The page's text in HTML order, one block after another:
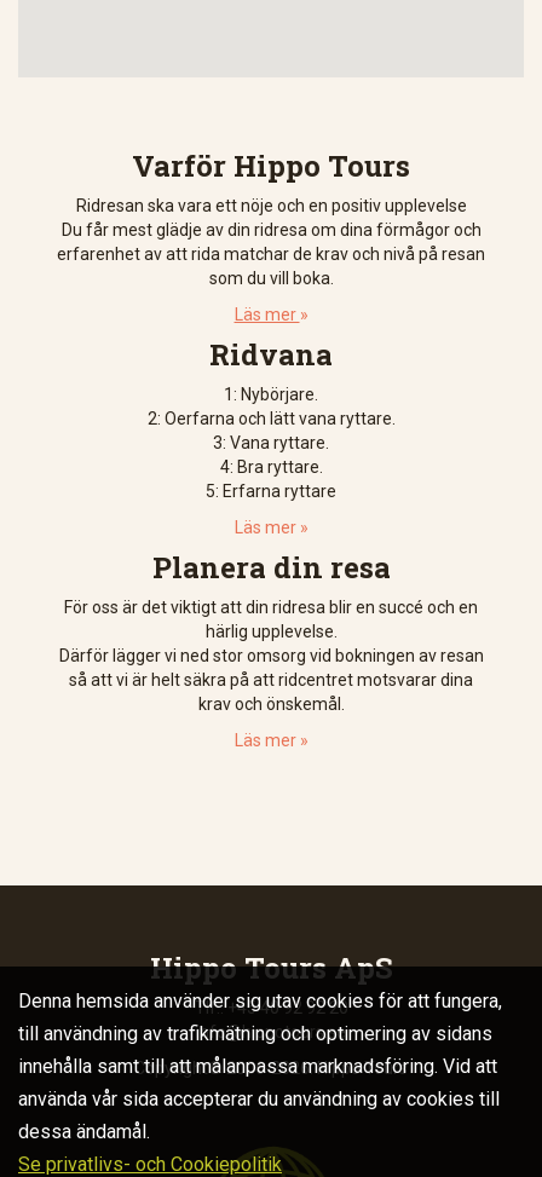
Varför Hippo Tours
Ridresan ska vara ett nöje och en positiv upplevelse
Du får mest glädje av din ridresa om dina förmågor och
erfarenhet av att rida matchar de krav och nivå på resan
som du vill boka.
Läs mer »
Ridvana
1: Nybörjare.
2: Oerfarna och lätt vana ryttare.
3: Vana ryttare.
4: Bra ryttare.
5: Erfarna ryttare
Läs mer »
Planera din resa
För oss är det viktigt att din ridresa blir en succé och en
härlig upplevelse.
Därför lägger vi ned stor omsorg vid bokningen av resan
så att vi är helt säkra på att ridcentret motsvarar dina
krav och önskemål.
Läs mer »
Hippo Tours ApS
Tlf.: +45 40 92 92 20
info@hippotours.se
Copyright© 2006-2026. Hippo Tours
Denna hemsida använder sig utav cookies för att fungera,
till användning av trafikmätning och optimering av sidans
innehålla samt till att målanpassa marknadsföring. Vid att
använda vår sida accepterar du användning av cookies till
dessa ändamål.
Se privatlivs- och Cookiepolitik